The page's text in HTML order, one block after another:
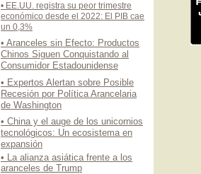
• China y el auge de los unicornios
tecnológicos: Un ecosistema en
expansión
• La alianza asiática frente a los
aranceles de Trump
• Expertos Alertan sobre Posible
Recesión por Política Arancelaria
de Washington
• Aranceles sin Efecto: Productos
Chinos Siguen Conquistando al
Consumidor Estadounidense
• EE.UU. registra su peor trimestre
económico desde el 2022: El PIB cae
un 0,3%